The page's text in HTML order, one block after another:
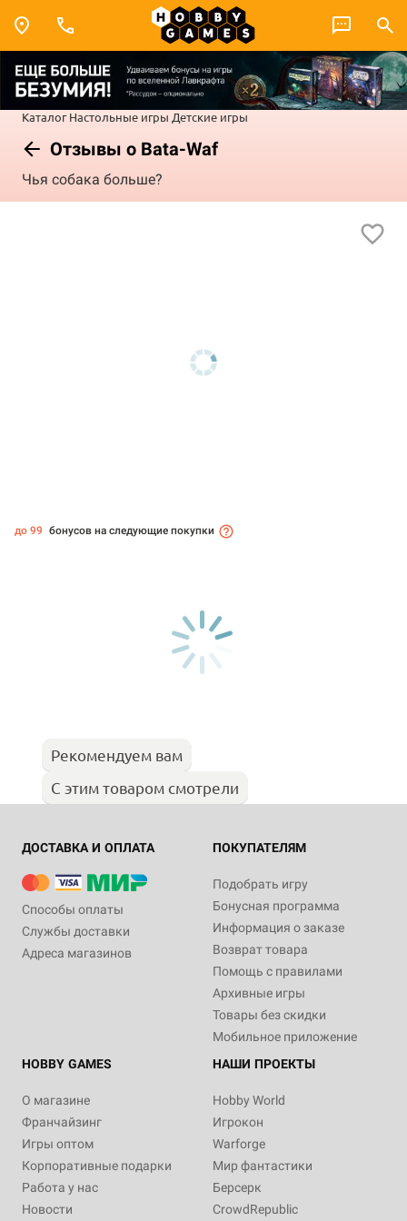
Каталог Настольные игры Детские игры
Отзывы о Bata-Waf
Чья собака больше?
до 99 бонусов на следующие покупки
Рекомендуем вам
С этим товаром смотрели
ДОСТАВКА И ОПЛАТА
Способы оплаты
Службы доставки
Адреса магазинов
ПОКУПАТЕЛЯМ
Подобрать игру
Бонусная программа
Информация о заказе
Возврат товара
Помощь с правилами
Архивные игры
Товары без скидки
Мобильное приложение
HOBBY GAMES
О магазине
Франчайзинг
Игры оптом
Корпоративные подарки
Работа у нас
Новости
НАШИ ПРОЕКТЫ
Hobby World
Игрокон
Warforge
Мир фантастики
Берсерк
CrowdRepublic